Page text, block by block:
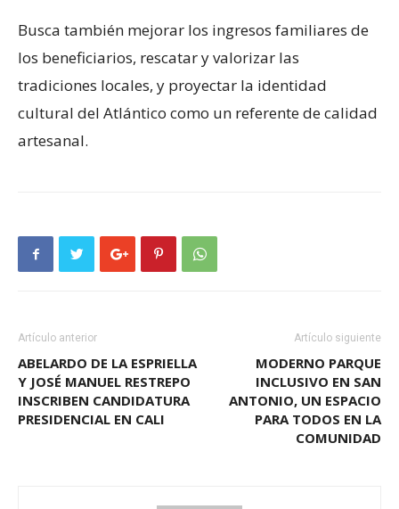
Busca también mejorar los ingresos familiares de
los beneficiarios, rescatar y valorizar las
tradiciones locales, y proyectar la identidad
cultural del Atlántico como un referente de calidad
artesanal.
Artículo anterior
ABELARDO DE LA ESPRIELLA
Y JOSÉ MANUEL RESTREPO
INSCRIBEN CANDIDATURA
PRESIDENCIAL EN CALI
Artículo siguiente
MODERNO PARQUE
INCLUSIVO EN SAN
ANTONIO, UN ESPACIO
PARA TODOS EN LA
COMUNIDAD